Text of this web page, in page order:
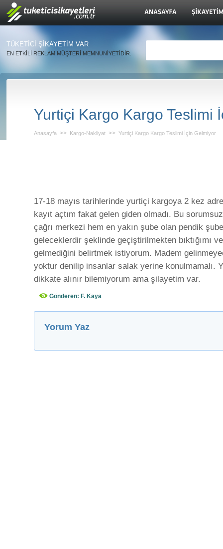
TÜKETİCİ ŞİKAYETİM VAR
EN ETKİLİ REKLAM MÜŞTERİ MEMNUNİYETİDİR.
Yurtiçi Kargo Kargo Teslimi
Anasayfa >> Kargo-Nakliyat >> Yurtiçi Kargo Kargo Teslimi İçin Gelmiyor
17-18 mayıs tarihlerinde yurtiçi kargoya 2 kez
kayıt açtım fakat gelen giden olmadı. Bu
çağrı merkezi hem en yakın şube olan pendik
geleceklerdir şeklinde geçiştirilmekten bıktığımı
gelmediğini belirtmek istiyorum. Madem
yoktur denilip insanlar salak yerine konulmamalı.
dikkate alınır bilemiyorum ama şilayetim var.
Gönderen: F. Kaya
Yorum Yaz